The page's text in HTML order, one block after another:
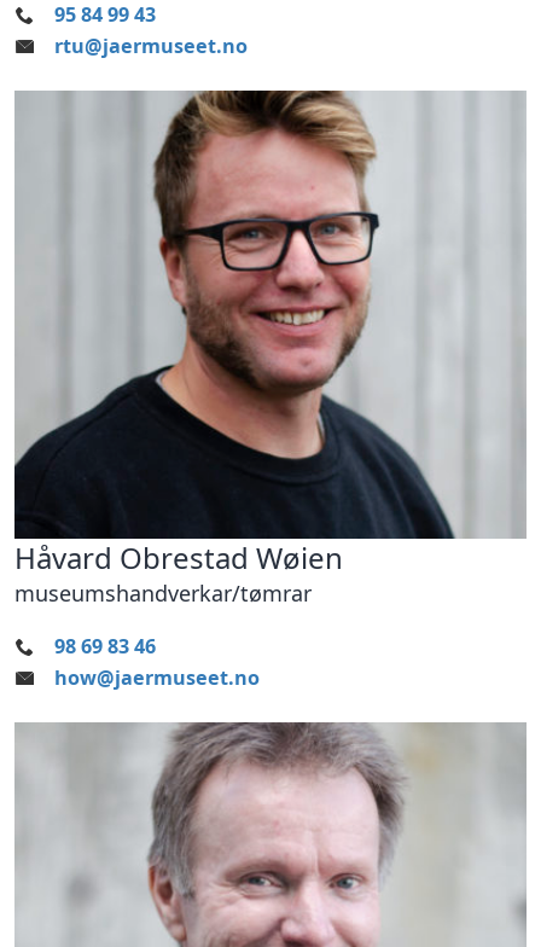
95 84 99 43
rtu@jaermuseet.no
Håvard Obrestad Wøien
museumshandverkar/tømrar
98 69 83 46
how@jaermuseet.no